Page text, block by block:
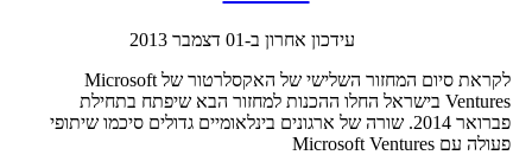
עידכון אחרון ב-01 דצמבר 2013
לקראת סיום המחזור השלישי של האקסלרטור של Microsoft
Ventures בישראל החלו ההכנות למחזור הבא שיפתח בתחילת
פברואר 2014. שורה של ארגונים בינלאומיים גדולים סיכמו שיתופי
פעולה עם Microsoft Ventures